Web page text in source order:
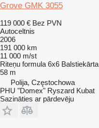
Grove GMK 3055
119 000 € Bez PVN
Autoceltnis
2006
191 000 km
11 000 m/st
Riteņu formula 6x6 Balstiekārta
58 m
Polija, Częstochowa
PHU "Domex" Ryszard Kubat
Sazināties ar pārdevēju